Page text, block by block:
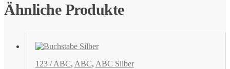
Ähnliche Produkte
123 / ABC, ABC, ABC Silber